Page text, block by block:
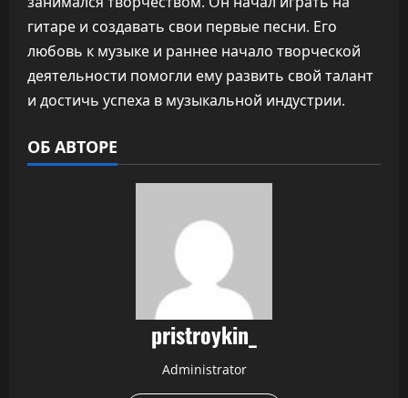
гитаре и создавать свои первые песни. Его
любовь к музыке и раннее начало творческой
деятельности помогли ему развить свой талант
и достичь успеха в музыкальной индустрии.
ОБ АВТОРЕ
pristroykin_
Administrator